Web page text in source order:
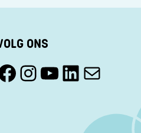
ONS
Pact Zaandam Oost
Instagram Pact Zaandam OostYouTube Pact Zaandam OostLinkedIn
Mail